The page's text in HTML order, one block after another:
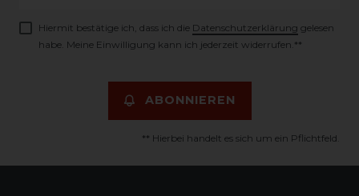
Hiermit bestätige ich, dass ich die Daten­schutz­erklärung gelesen
habe. Meine Einwilligung kann ich jederzeit widerrufen.**
ABONNIEREN
** Hierbei handelt es sich um ein Pflichtfeld.